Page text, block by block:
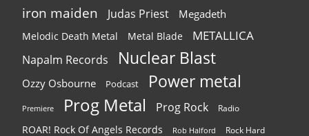
iron maiden Judas Priest Megadeth
Melodic Death Metal Metal Blade METALLICA
Napalm Records Nuclear Blast
Ozzy Osbourne Podcast Power metal
Premiere Prog Metal Prog Rock Radio
ROAR! Rock Of Angels Records Rob Halford Rock Hard